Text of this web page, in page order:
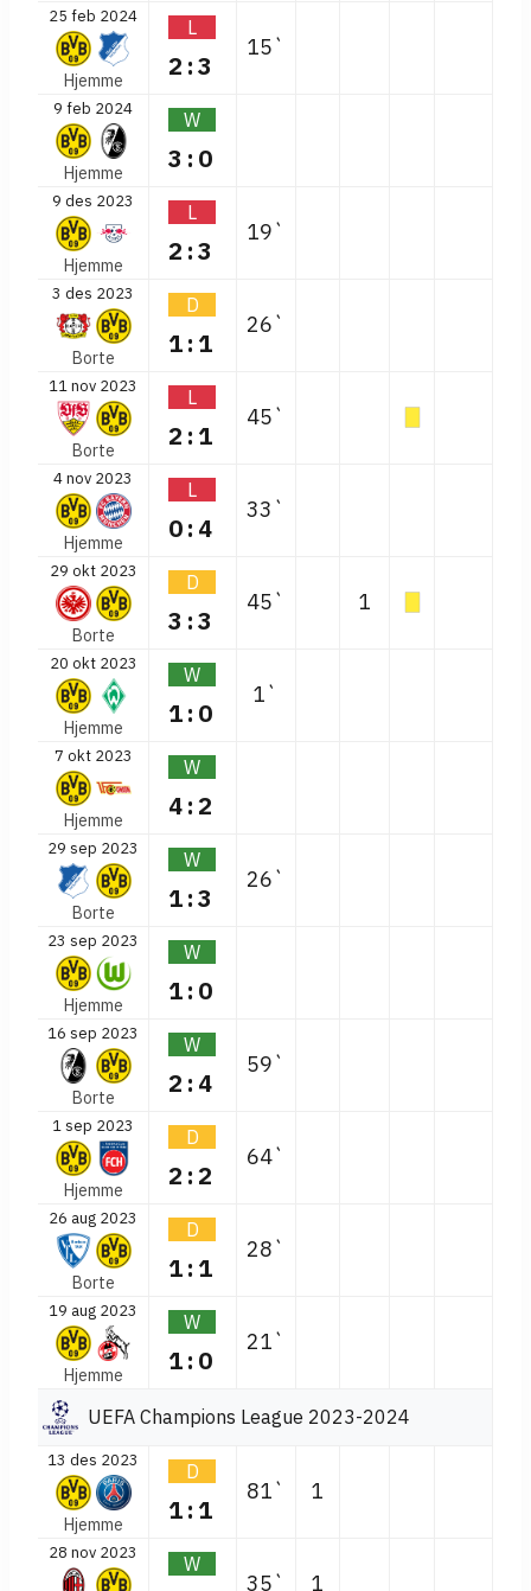
25 feb 2024
Hjemme
L
2:3
15`
9 feb 2024
Hjemme
W
3:0
9 des 2023
Hjemme
L
2:3
19`
3 des 2023
Borte
D
1:1
26`
11 nov 2023
Borte
L
2:1
45`
4 nov 2023
Hjemme
L
0:4
33`
29 okt 2023
Borte
D
3:3
45` 1
20 okt 2023
Hjemme
W
1:0
1`
7 okt 2023
Hjemme
W
4:2
29 sep 2023
Borte
W
1:3
26`
23 sep 2023
Hjemme
W
1:0
16 sep 2023
Borte
W
2:4
59`
1 sep 2023
Hjemme
D
2:2
64`
26 aug 2023
Borte
D
1:1
28`
19 aug 2023
Hjemme
W
1:0
21`
UEFA Champions League 2023-2024
13 des 2023
Hjemme
D
1:1
81` 1
28 nov 2023 W
35` 1